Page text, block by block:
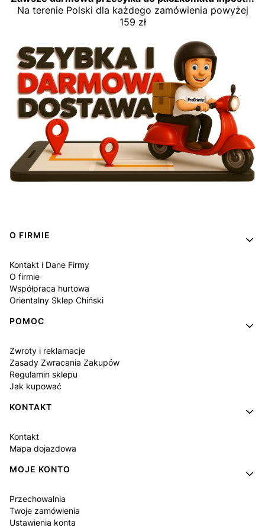
Na terenie Polski dla każdego zamówienia powyżej
159 zł
Linki w stopce
O FIRMIE
Kontakt i Dane Firmy
O firmie
Współpraca hurtowa
Orientalny Sklep Chiński
POMOC
Zwroty i reklamacje
Zasady Zwracania Zakupów
Regulamin sklepu
Jak kupować
KONTAKT
Kontakt
Mapa dojazdowa
MOJE KONTO
Przechowalnia
Twoje zamówienia
Ustawienia konta